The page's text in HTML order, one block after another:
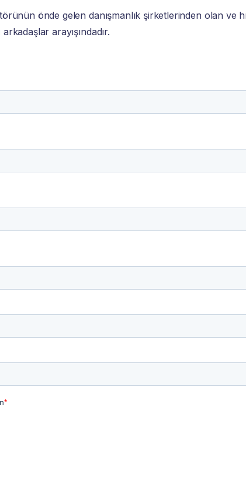
önde gelen danışmanlık şirketlerinden olan
arayışındadır.